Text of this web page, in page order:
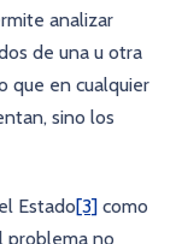
analizar
de una u otra
que en cualquier
sino los
Estado[3] como
problema no